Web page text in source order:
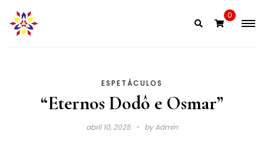
content
0
ESPETÁCULOS
“Eternos Dodô e Osmar”
abril 10, 2025 byAdmin